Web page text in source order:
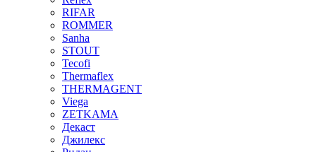
RIFAR
ROMMER
Sanha
STOUT
Tecofi
Thermaflex
THERMAGENT
Viega
ZETKAMA
Декаст
Джилекс